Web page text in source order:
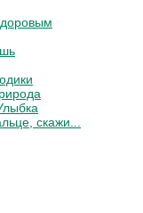
скажи...